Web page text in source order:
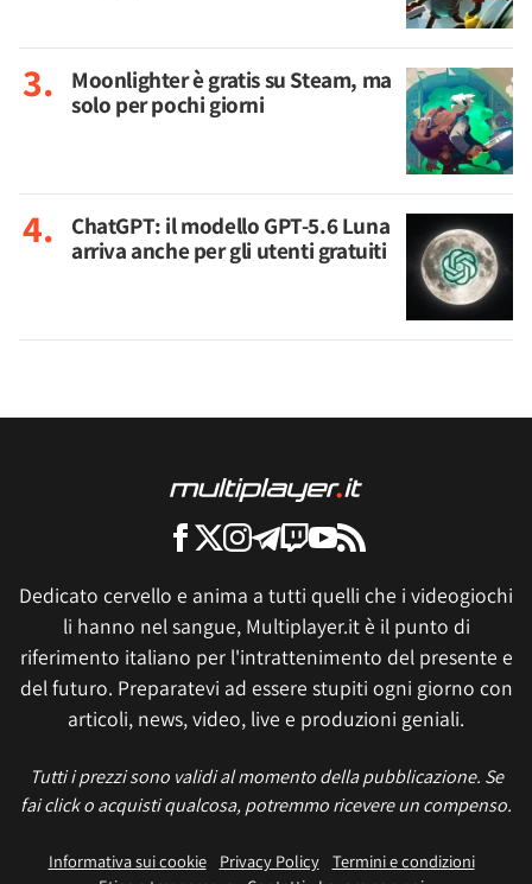
Moonlighter è gratis su Steam, ma
solo per pochi giorni
ChatGPT: il modello GPT-5.6 Luna
arriva anche per gli utenti gratuiti
Dedicato cervello e anima a tutti quelli che i videogiochi
li hanno nel sangue, Multiplayer.it è il punto di
riferimento italiano per l'intrattenimento del presente e
del futuro. Preparatevi ad essere stupiti ogni giorno con
articoli, news, video, live e produzioni geniali.
Tutti i prezzi sono validi al momento della pubblicazione. Se
fai click o acquisti qualcosa, potremmo ricevere un compenso.
Informativa sui cookie Privacy Policy
Termini e condizioni